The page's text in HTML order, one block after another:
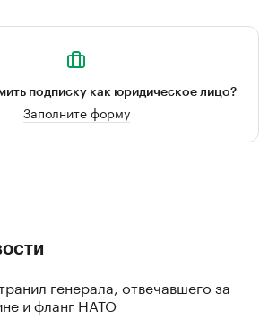
подписку как юридическое лицо?
Заполните форму
генерала, отвечавшего за
и фланг НАТО